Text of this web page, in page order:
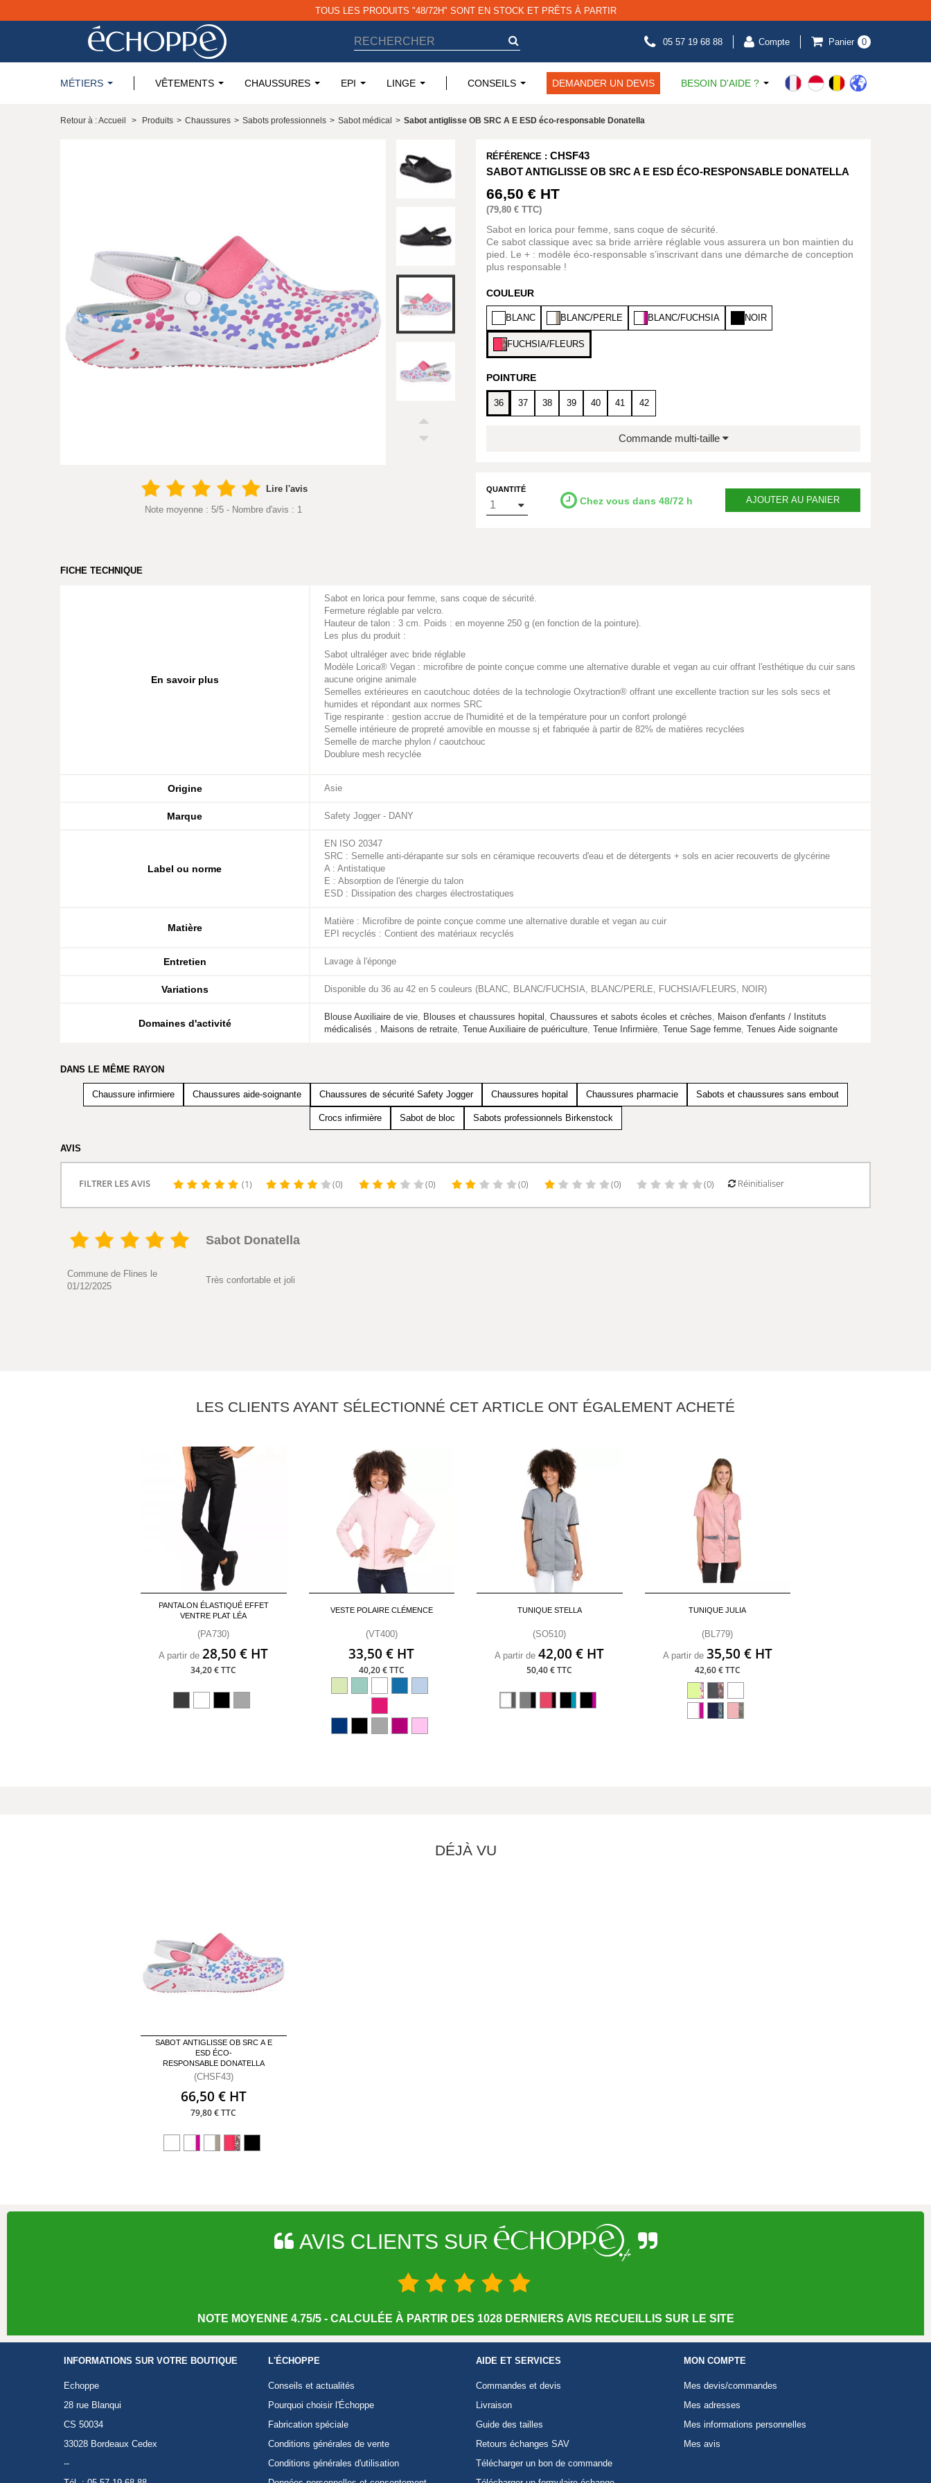
TOUS LES PRODUITS "48/72H" SONT EN STOCK ET PRÊTS À PARTIR
05 57 19 68 88 Compte Panier 0
MÉTIERS VÊTEMENTS CHAUSSURES EPI LINGE CONSEILS DEMANDER UN DEVIS BESOIN D'AIDE ?
Retour à : Accueil > Produits > Chaussures > Sabots professionnels > Sabot médical > Sabot antiglisse OB SRC A E ESD éco-responsable Donatella
Lire l'avis
Note moyenne : 5/5- Nombre d'avis : 1
RÉFÉRENCE : CHSF43
SABOT ANTIGLISSE OB SRC A E ESD ÉCO-RESPONSABLE DONATELLA
66,50 € HT
(79,80 € TTC)
Sabot en lorica pour femme, sans coque de sécurité.
Ce sabot classique avec sa bride arrière réglable vous assurera un bon maintien du
pied. Le + : modèle éco-responsable s’inscrivant dans une démarche de conception
plus responsable !
COULEUR
BLANC BLANC/PERLE BLANC/FUCHSIA NOIR
FUCHSIA/FLEURS
POINTURE
36 37 38 39 40 41 42
Commande multi-taille
QUANTITÉ
Chez vous dans 48/72 h AJOUTER AU PANIER
FICHE TECHNIQUE
En savoir plus
Sabot en lorica pour femme, sans coque de sécurité.
Fermeture réglable par velcro.
Hauteur de talon : 3 cm. Poids : en moyenne 250 g (en fonction de la pointure).
Les plus du produit :
Sabot ultraléger avec bride réglable
Modèle Lorica® Vegan : microfibre de pointe conçue comme une alternative durable et vegan au cuir offrant l'esthétique du cuir sans
aucune origine animale
Semelles extérieures en caoutchouc dotées de la technologie Oxytraction® offrant une excellente traction sur les sols secs et
humides et répondant aux normes SRC
Tige respirante : gestion accrue de l'humidité et de la température pour un confort prolongé
Semelle intérieure de propreté amovible en mousse sj et fabriquée à partir de 82% de matières recyclées
Semelle de marche phylon / caoutchouc
Doublure mesh recyclée
Origine Asie
Marque Safety Jogger - DANY
Label ou norme
EN ISO 20347
SRC : Semelle anti-dérapante sur sols en céramique recouverts d'eau et de détergents + sols en acier recouverts de glycérine
A : Antistatique
E : Absorption de l'énergie du talon
ESD : Dissipation des charges électrostatiques
Matière
Matière : Microfibre de pointe conçue comme une alternative durable et vegan au cuir
EPI recyclés : Contient des matériaux recyclés
Entretien Lavage à l'éponge
Variations Disponible du 36 au 42 en 5 couleurs (BLANC, BLANC/FUCHSIA, BLANC/PERLE, FUCHSIA/FLEURS, NOIR)
Domaines d'activité
Blouse Auxiliaire de vie, Blouses et chaussures hopital , Chaussures et sabots écoles et crèches, Maison d'enfants / Instituts
médicalisés , Maisons de retraite, Tenue Auxiliaire de puériculture, Tenue Infirmière, Tenue Sage femme, Tenues Aide soignante
DANS LE MÊME RAYON
Chaussure infirmiere Chaussures aide-soignante Chaussures de sécurité Safety Jogger Chaussures hopital Chaussures pharmacie Sabots et chaussures sans embout
Crocs infirmière Sabot de bloc Sabots professionnels Birkenstock
AVIS
FILTRER LES AVIS (1) (0) (0) (0) (0) (0) Réinitialiser
Sabot Donatella
Commune de Flines le
01/12/2025
Très confortable et joli
LES CLIENTS AYANT SÉLECTIONNÉ CET ARTICLE ONT ÉGALEMENT ACHETÉ
PANTALON ÉLASTIQUÉ EFFET
VENTRE PLAT LÉA
(PA730)
A partir de28,50 € HT
34,20 € TTC
VESTE POLAIRE CLÉMENCE
(VT400)
33,50 € HT
40,20 € TTC
TUNIQUE STELLA
(SO510)
A partir de42,00 € HT
50,40 € TTC
TUNIQUE JULIA
(BL779)
A partir de 35,50 € HT
42,60 € TTC
DÉJÀ VU
SABOT ANTIGLISSE OB SRC A E
ESD ÉCO-
RESPONSABLE DONATELLA
(CHSF43)
66,50 € HT
79,80 € TTC
AVIS CLIENTS SUR
NOTE MOYENNE 4.75/5 - CALCULÉE À PARTIR DES 1028 DERNIERS AVIS RECUEILLIS SUR LE SITE
INFORMATIONS SUR VOTRE BOUTIQUE
Echoppe
28 rue Blanqui
CS 50034
33028 Bordeaux Cedex
--
L'ÉCHOPPE
Conseils et actualités
Pourquoi choisir l'Échoppe
Fabrication spéciale
Conditions générales de vente
Conditions générales d'utilisation
AIDE ET SERVICES
Commandes et devis
Livraison
Guide des tailles
Retours échanges SAV
Télécharger un bon de commande
MON COMPTE
Mes devis/commandes
Mes adresses
Mes informations personnelles
Mes avis